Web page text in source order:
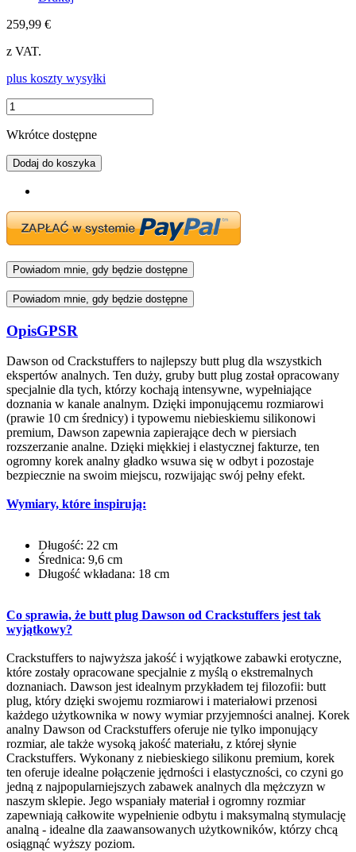
259,99 €
z VAT.
plus koszty wysyłki
Wkrótce dostępne
Dodaj do koszyka
Powiadom mnie, gdy będzie dostępne
Powiadom mnie, gdy będzie dostępne
OpisGPSR
Dawson od Crackstuffers to najlepszy butt plug dla wszystkich
ekspertów analnych. Ten duży, gruby butt plug został opracowany
specjalnie dla tych, którzy kochają intensywne, wypełniające
doznania w kanale analnym. Dzięki imponującemu rozmiarowi
(prawie 10 cm średnicy) i typowemu niebieskiemu silikonowi
premium, Dawson zapewnia zapierające dech w piersiach
rozszerzanie analne. Dzięki miękkiej i elastycznej fakturze, ten
ogromny korek analny gładko wsuwa się w odbyt i pozostaje
bezpiecznie na swoim miejscu, rozwijając swój pełny efekt.
Wymiary, które inspirują:
Długość: 22 cm
Średnica: 9,6 cm
Długość wkładana: 18 cm
Co sprawia, że butt plug Dawson od Crackstuffers jest tak
wyjątkowy?
Crackstuffers to najwyższa jakość i wyjątkowe zabawki erotyczne,
które zostały opracowane specjalnie z myślą o ekstremalnych
doznaniach. Dawson jest idealnym przykładem tej filozofii: butt
plug, który dzięki swojemu rozmiarowi i materiałowi przenosi
każdego użytkownika w nowy wymiar przyjemności analnej. Korek
analny Dawson od Crackstuffers oferuje nie tylko imponujący
rozmiar, ale także wysoką jakość materiału, z której słynie
Crackstuffers. Wykonany z niebieskiego silikonu premium, korek
ten oferuje idealne połączenie jędrności i elastyczności, co czyni go
jedną z najpopularniejszych zabawek analnych dla mężczyzn w
naszym sklepie. Jego wspaniały materiał i ogromny rozmiar
zapewniają całkowite wypełnienie odbytu i maksymalną stymulację
analną - idealne dla zaawansowanych użytkowników, którzy chcą
osiągnąć wyższy poziom.